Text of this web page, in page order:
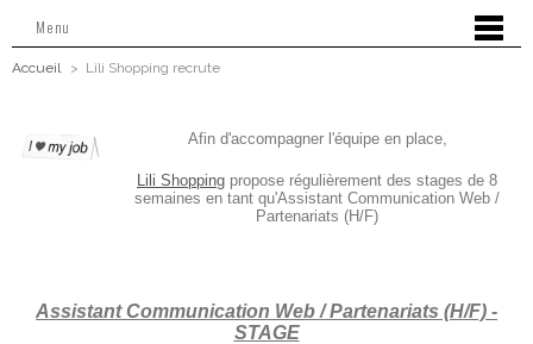
Menu
Accueil > Lili Shopping recrute
Afin d'accompagner l'équipe en place,
Lili Shopping propose régulièrement des stages de 8
semaines en tant qu'Assistant Communication Web /
Partenariats (H/F)
Assistant Communication Web / Partenariats (H/F) -
STAGE